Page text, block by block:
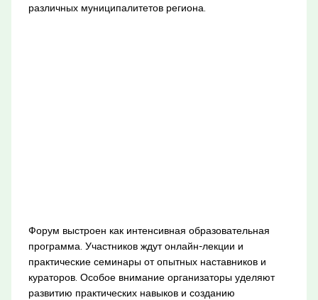
различных муниципалитетов региона.
Форум выстроен как интенсивная образовательная
программа. Участников ждут онлайн-лекции и
практические семинары от опытных наставников и
кураторов. Особое внимание организаторы уделяют
развитию практических навыков и созданию